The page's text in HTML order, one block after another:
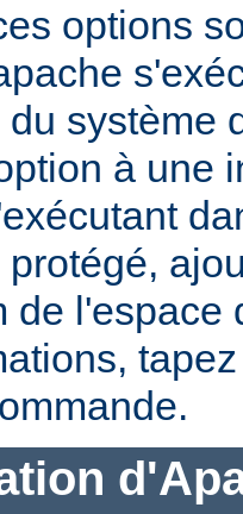
options
système
à une
de l'espace